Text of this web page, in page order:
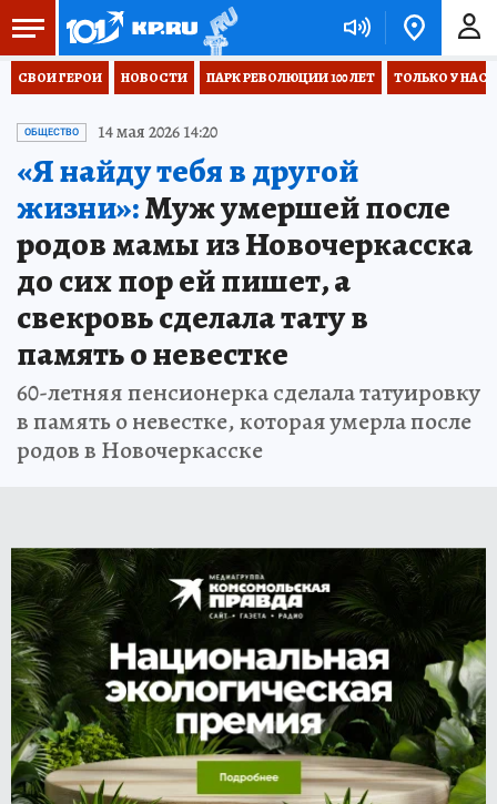
СВОИ ГЕРОИ НОВОСТИ ПАРК РЕВОЛЮЦИИ 100 ЛЕТ ТОЛЬКО У НАС
ОБЩЕСТВО 14 мая 2026 14:20
«Я найду тебя в другой
жизни»:Муж умершей после
родов мамы из Новочеркасска
до сих пор ей пишет, а
свекровь сделала тату в
память о невестке
60-летняя пенсионерка сделала татуировку
в память о невестке, которая умерла после
родов в Новочеркасске